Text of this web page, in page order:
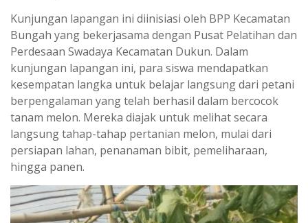
Kunjungan lapangan ini diinisiasi oleh BPP Kecamatan
Bungah yang bekerjasama dengan Pusat Pelatihan dan
Perdesaan Swadaya Kecamatan Dukun. Dalam
kunjungan lapangan ini, para siswa mendapatkan
kesempatan langka untuk belajar langsung dari petani
berpengalaman yang telah berhasil dalam bercocok
tanam melon. Mereka diajak untuk melihat secara
langsung tahap-tahap pertanian melon, mulai dari
persiapan lahan, penanaman bibit, pemeliharaan,
hingga panen.